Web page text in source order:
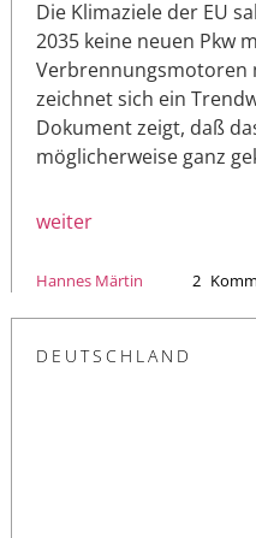
Die Klimaziele der EU
2035 keine neuen Pkw
Verbrennungsmotoren
zeichnet sich ein
Dokument zeigt, daß
möglicherweise ganz
weiter
Hannes Märtin 2
DEUTSCHLAND